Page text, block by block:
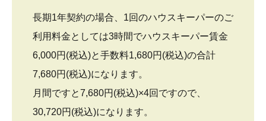
長期1年契約の場合、1回のハウスキーパーのご
利用料金としては3時間でハウスキーパー賃金
6,000円(税込)と手数料1,680円(税込)の合計
7,680円(税込)になります。
月間ですと7,680円(税込)×4回ですので、
30,720円(税込)になります。